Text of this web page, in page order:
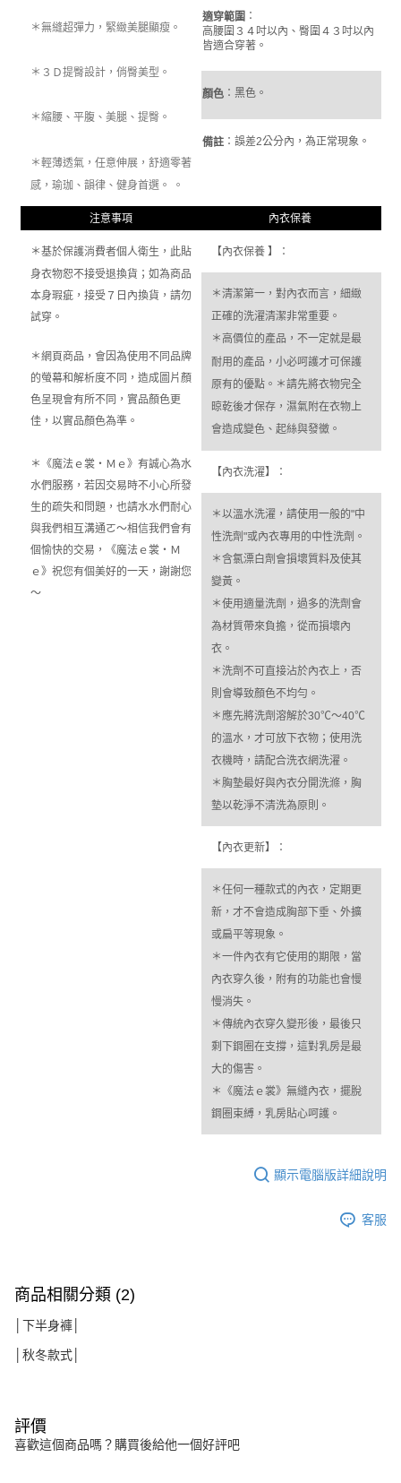
＊無縫超彈力，緊緻美腿顯瘦。
＊３Ｄ提臀設計，俏臀美型。
＊縮腰、平腹、美腿、提臀。
＊輕薄透氣，任意伸展，舒適零著
感，瑜珈、韻律、健身首選。
。
適穿範圍 ：
高腰圍３４吋以內、臀圍４３吋以內
皆適合穿著。
顏色：黑色。
備註：誤差2公分內，為正常現象。
注意事項 內衣保養
＊基於保護消費者個人衛生，此貼
身衣物恕不接受退換貨；如為商品
本身瑕疵，接受７日內換貨，請勿
試穿。
＊網頁商品，會因為使用不同品牌
的螢幕和解析度不同，造成圖片顏
色呈現會有所不同，實品顏色更
佳，以實品顏色為準。
＊《魔法ｅ裳‧Ｍｅ》有誠心為水
水們服務，若因交易時不小心所發
生的疏失和問題，也請水水們耐心
與我們相互溝通ㄛ～相信我們會有
個愉快的交易，《魔法ｅ裳‧Ｍ
ｅ》祝您有個美好的一天，謝謝您
～
【內衣保養 】：
＊清潔第一，對內衣而言，細緻
正確的洗濯清潔非常重要。
＊高價位的產品，不一定就是最
耐用的產品，小必呵護才可保護
原有的優點。＊請先將衣物完全
晾乾後才保存，濕氣附在衣物上
會造成變色、起絲與發黴。
【內衣洗濯】：
＊以溫水洗濯，請使用一般的"中
性洗劑"或內衣專用的中性洗劑。
＊含氯漂白劑會損壞質料及使其
變黃。
＊使用適量洗劑，過多的洗劑會
為材質帶來負擔，從而損壞內
衣。
＊洗劑不可直接沾於內衣上，否
則會導致顏色不均勻。
＊應先將洗劑溶解於30℃～40℃
的溫水，才可放下衣物；使用洗
衣機時，請配合洗衣網洗濯。
＊胸墊最好與內衣分開洗滌，胸
墊以乾淨不清洗為原則。
【內衣更新】：
＊任何一種款式的內衣，定期更
新，才不會造成胸部下垂、外擴
或扁平等現象。
＊一件內衣有它使用的期限，當
內衣穿久後，附有的功能也會慢
慢消失。
＊傳統內衣穿久變形後，最後只
剩下鋼圈在支撐，這對乳房是最
大的傷害。
＊《魔法ｅ裳》無縫內衣，擺脫
鋼圈束縛，乳房貼心呵護。
顯示電腦版詳細說明
客服
商品相關分類 (2)
│下半身褲│
│秋冬款式│
評價
喜歡這個商品嗎？購買後給他一個好評吧